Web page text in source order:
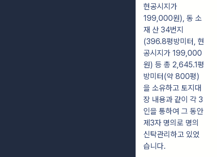
현공시지가
199,000원), 동 소
재 산 34번지
(396.8평방미터, 현
공시지가 199,000
원) 등 총 2,645.1평
방미터(약 800평)
을 소유하고 토지대
장 내용과 같이 각 3
인을 통하여 그 동안
제3자 명의로 명의
신탁관리하고 있었
습니다.